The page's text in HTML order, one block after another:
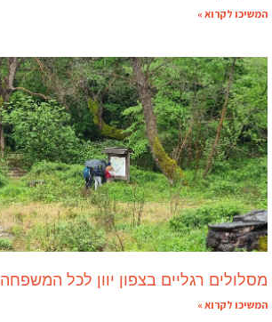
המשיכו לקרוא »
מסלולים רגליים בצפון יוון לכל המשפחה
המשיכו לקרוא »